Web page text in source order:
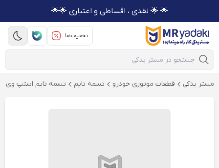
🌟 🌟 نقدی ، اقساطی و اعتباری 🌟🌟
تخفیف‌ها
Mobile Search
مستر یدکی قطعات موتوری خودرو تسمه تایم تسمه تایم استپ وی